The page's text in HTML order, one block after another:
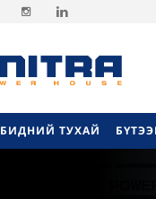
БИДНИЙ ТУХАЙ